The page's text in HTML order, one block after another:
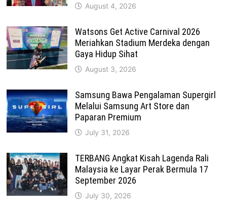
August 4, 2026
Watsons Get Active Carnival 2026
Meriahkan Stadium Merdeka dengan
Gaya Hidup Sihat
August 3, 2026
Samsung Bawa Pengalaman Supergirl
Melalui Samsung Art Store dan
Paparan Premium
July 31, 2026
TERBANG Angkat Kisah Lagenda Rali
Malaysia ke Layar Perak Bermula 17
September 2026
July 30, 2026